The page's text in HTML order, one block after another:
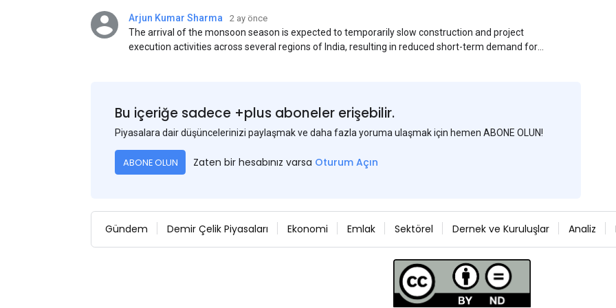
Arjun Kumar Sharma 2 ay önce
The arrival of the monsoon season is expected to temporarily slow construction and project
execution activities across several regions of India, resulting in reduced short-term demand for
Bu içeriğe sadece +plus aboneler erişebilir.
Piyasalara dair düşüncelerinizi paylaşmak ve daha fazla yoruma ulaşmak için hemen ABONE OLUN!
ABONE OLUN Zaten bir hesabınız varsa Oturum Açın
Gündem Demir Çelik Piyasaları Ekonomi Emlak Sektörel Dernek ve Kuruluşlar Analiz